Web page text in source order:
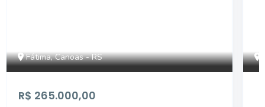
Fátima, Canoas - RS
R$ 265.000,00